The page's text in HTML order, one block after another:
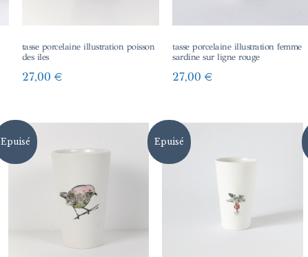
tasse porcelaine illustration poisson
des iles
27,00 €
tasse porcelaine illustration femme
sardine sur ligne rouge
27,00 €
Epuisé Epuisé